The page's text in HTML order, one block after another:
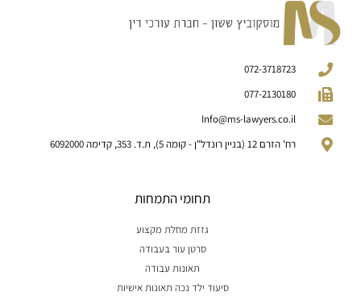
072-3718723
077-2130180
Info@ms-lawyers.co.il
רח' הזרם 12 (בניין רונדל"ן - קומה 5), ת.ד. 353, קדימה 6092000
תחומי התמחות
גזזת מחלת מקצוע
סרטן עור בעבודה
תאונות עבודה
סיעוד ילד נכה תאונות אישיות